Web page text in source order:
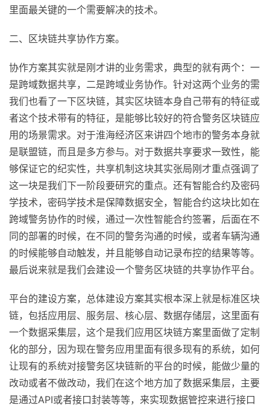
里面最关键的一个需要解决的技术。
二、区块链共享协作方案。
协作方案其实就是刚才讲的业务需求，典型的就有两个：一
是跨域数据共享，二是跨域业务协作。针对这两个业务的需
我们也看了一下区块链，其实区块链本身自己带有的特征或
者这个技术带有的特征，是能够比较好的符合警务区块链应
用的场景需求。对于淮海经济区来讲四个地市的警务本身就
是联盟链，而且是多方参与。对于数据共享要求一致性，能
够保证它的纪实性，共享机制这块其实张局刚才重点强调了
这一块是我们下一阶段要研究的重点。还有智能合约及密码
学技术，密码学技术是保障数据安全，智能合约这块比如在
跨域警务协作的时候，通过一次性智能合约签署，后面在不
同的部署的时候，在不同的警务沟通的时候，或者车辆沟通
的时候能够自动触发，并且能够自动记录布控的结果等等。
最后说来就是我们会建设一个警务区块链的共享协作平台。
平台的建设方案，总体建设方案其实根本深上就是标准区块
链，包括应用层、服务层、核心层、数据存储层，这里面有
一个数据采集层，这个是我们应用区块链方案里面做了定制
化的部分，因为现在警务应用里面有很多现有的系统，如何
让现有的系统对接警务区块链新的平台的时候，能做少量的
改动或者不做改动，我们在这个地方加了数据采集层，主要
是通过API或者接口封装等等，来实现数据管控来进行接口